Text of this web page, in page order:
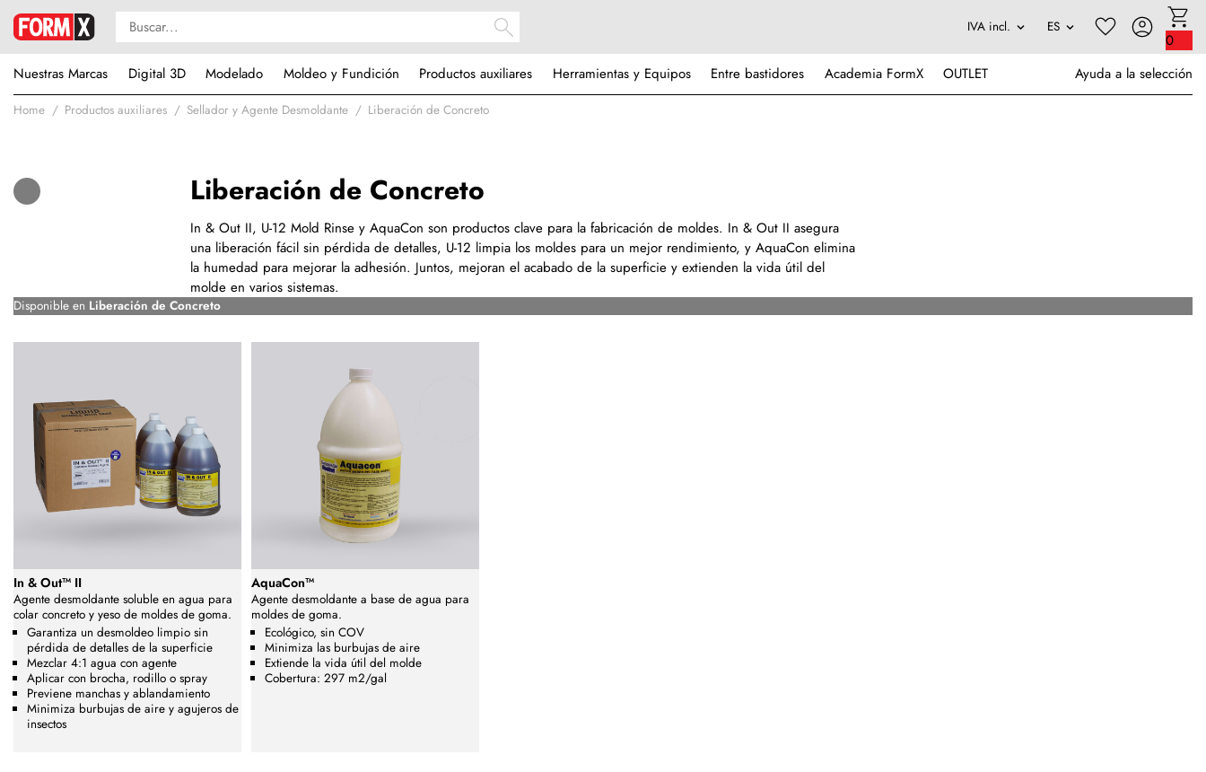
0
Nuestras Marcas
Digital 3D Modelado Moldeo y Fundición Productos auxiliares Herramientas y Equipos Entre bastidores Academia FormX OUTLET Ayuda a la selección
Home Productos auxiliares Sellador y Agente Desmoldante Liberación de Concreto
Liberación de Concreto
In & Out II, U-12 Mold Rinse y AquaCon son productos clave para la fabricación de moldes. In & Out II asegura
una liberación fácil sin pérdida de detalles, U-12 limpia los moldes para un mejor rendimiento, y AquaCon elimina
la humedad para mejorar la adhesión. Juntos, mejoran el acabado de la superficie y extienden la vida útil del
molde en varios sistemas.
Disponible en Liberación de Concreto
In & Out™ II
Agente desmoldante soluble en agua para
colar concreto y yeso de moldes de goma.
Garantiza un desmoldeo limpio sin
pérdida de detalles de la superficie
Mezclar 4:1 agua con agente
Aplicar con brocha, rodillo o spray
Previene manchas y ablandamiento
Minimiza burbujas de aire y agujeros de
insectos
AquaCon™
Agente desmoldante a base de agua para
moldes de goma.
Ecológico, sin COV
Minimiza las burbujas de aire
Extiende la vida útil del molde
Cobertura: 297 m2/gal